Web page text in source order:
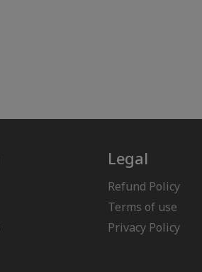
Legal
Refund Policy
Terms of use
Privacy Policy